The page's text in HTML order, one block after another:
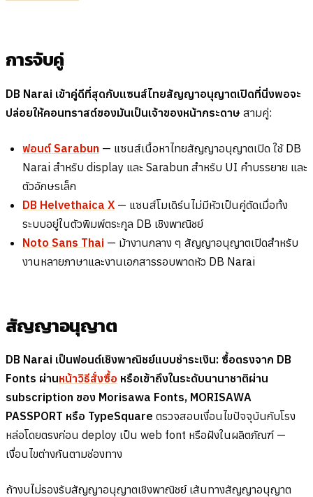
การจับคู่
DB Narai เข้าคู่ดีที่สุดกับแซนส์ไทยสัญญาอนุญาตเปิดที่นิ่งพอจะ
ปล่อยให้คอนทราสต์ของมันเป็นเจ้าของหน้ากระดาษ สามคู่:
ฟอนต์ Sarabun — แซนส์เนื้อหาไทยสัญญาอนุญาตเปิด ใช้ DB
Narai สำหรับ display และ Sarabun สำหรับ UI คำบรรยาย และ
ตัวอักษรเล็ก
DB Helvethaica X — แซนส์โมเดิร์นไม่มีหัวเป็นคู่ตัดเมื่อทั้ง
ระบบอยู่ในตัวพิมพ์ตระกูล DB เชิงพาณิชย์
Noto Sans Thai — ม้างานกลาง ๆ สัญญาอนุญาตเปิดสำหรับ
งานหลายภาษาและงานเอกสารรอบพาดหัว DB Narai
สัญญาอนุญาต
DB Narai เป็นฟอนต์เชิงพาณิชย์แบบชำระเงิน: ซื้อตรงจาก DB
Fonts ผ่านหน้าวิธีสั่งซื้อ หรือเข้าถึงในระดับนานาชาติผ่าน
subscription ของ Morisawa Fonts, MORISAWA
PASSPORT หรือ TypeSquare ตรวจสอบเงื่อนไขปัจจุบันกับโรง
หล่อโดยตรงก่อน deploy เป็น web font หรือฝังในผลิตภัณฑ์ —
เงื่อนไขต่างกันตามช่องทาง
ถ้างบไม่รองรับสัญญาอนุญาตเชิงพาณิชย์ เส้นทางสัญญาอนุญาต